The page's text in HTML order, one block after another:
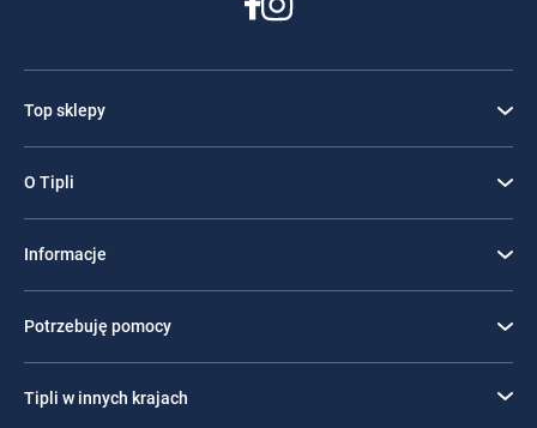
Top sklepy
O Tipli
Informacje
Potrzebuję pomocy
Tipli w innych krajach